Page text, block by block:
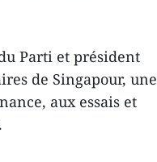
Parti et président
de Singapour, une
aux essais et